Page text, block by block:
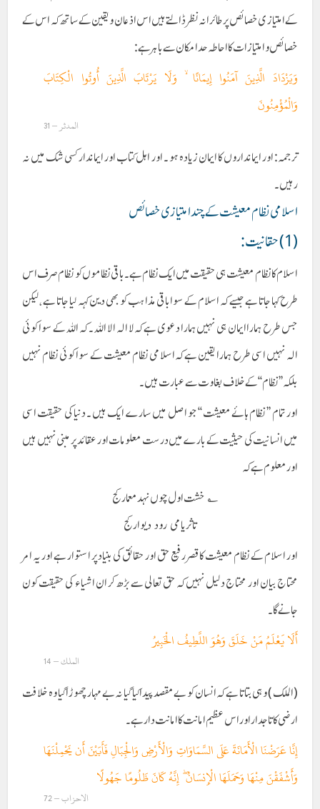
کے امتیاز ی خصائص پر طائرانہ نظر ڈالتے ہیں اس اذعان و یقین کے ساتھ کہ اس کے
خصا ئص و امتیازات کا احاطہ حد امکان سے باہر ہے:
وَيَزْدَادَ الَّذِينَ آمَنُوا إِيمَانًا ۙ وَلَا يَرْتَابَ الَّذِينَ أُوتُوا الْكِتَابَ
وَالْمُؤْمِنُونَ
المدثر – 31
ترجمہ: اور ایمانداروں کا ایمان زیادہ ہو ۔ اور اہل کتاب اور ایماندار کسی شک میں نہ
رہیں۔
اسلامی نظام معیشت کے چند امتیازی خصائص
(1) حقانیت :
اسلام کا نظام معیشت ہی حقیقت میں ایک نظام ہے ۔باقی نظاموں کو نظام صرف اس
طرح کہا جاتا ہے جیسے کہ اسلام کے سوا باقی مذاہب کو بھی دین کہہ لیا جاتا ہے ،لیکن
جس طرح ہمارا ایمان ہی نہیں ہمارا دعوی ہے کہ لا الہ الا اللہ ۔ کہ اللہ کے سوا کوئی
الہ نہیں اسی طرح ہمارا یقین ہے کہ اسلامی نظام معیشت کے سوا کوئی نظام نہیں
بلکہ’’نظام ‘‘کے خلاف بغاوت سے عبارت ہیں ۔
اور تمام ’’ نظام ہائے معیشت ‘‘ جو اصل میں سارے ایک ہیں ۔ دنیا کی حقیقت اسی
میں انسانیت کی حیثیت کے بارے میں درست معلومات اور عقائد پر مبنی نہیں ہیں
اور معلوم ہے کہ
؎ خشت اول چوں نہدمعمار کج
تاثر یامی رود دیوار کج
اور اسلام کے نظام معیشت کا قصر رفیع حق اور حقائق کی بنیاد پر استوار ہے اور یہ امر
محتاج بیان اور محتاج دلیل نہیں کہ حق تعالی سے بڑھ کر ان اشیاء کی حقیقت کون
جانے گا ۔
أَلَا يَعْلَمُ مَنْ خَلَقَ وَهُوَ اللَّطِيفُ الْخَبِيرُ
الملك – 14
(الملک ) وہی بتاتا ہے کہ انسان کو بے مقصد پیدا کیا گیا نہ بے مہار چھوڑا گیا وہ خلافت
ارضی کا تاجدار اور اس عظیم امانت کا امانت دار ہے ۔
إِنَّا عَرَضْنَا الْأَمَانَةَ عَلَى السَّمَاوَاتِ وَالْأَرْضِ وَالْجِبَالِ فَأَبَيْنَ أَن يَحْمِلْنَهَا
وَأَشْفَقْنَ مِنْهَا وَحَمَلَهَا الْإِنسَانُ ۖ إِنَّهُ كَانَ ظَلُومًا جَهُولًا
الاحزاب – 72